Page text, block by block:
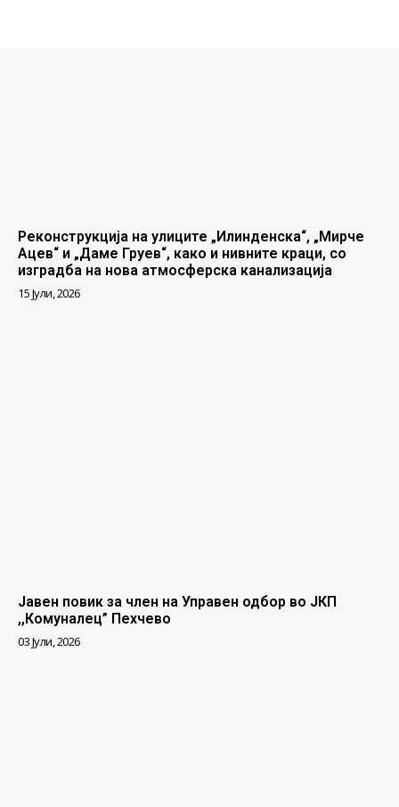
Реконструкција на улиците „Илинденска“, „Мирче
Ацев“ и „Даме Груев“, како и нивните краци, со
изградба на нова атмосферска канализација
15 Јули, 2026
Јавен повик за член на Управен одбор во ЈКП
,,Комуналец” Пехчево
03 Јули, 2026